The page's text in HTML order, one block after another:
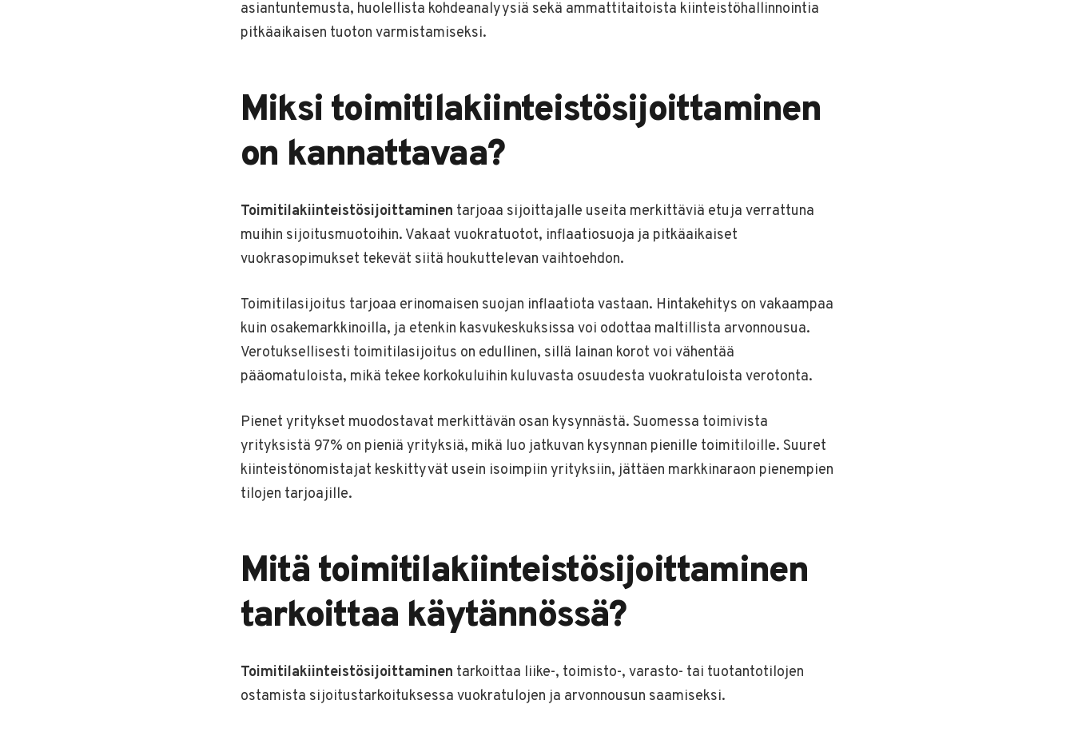
asiantuntemusta, huolellista kohdeanalyysiä sekä ammattitaitoista kiinteistöhallinnointia
pitkäaikaisen tuoton varmistamiseksi.
Miksi toimitilakiinteistösijoittaminen
on kannattavaa?
Toimitilakiinteistösijoittaminen tarjoaa sijoittajalle useita merkittäviä etuja verrattuna
muihin sijoitusmuotoihin. Vakaat vuokratuotot, inflaatiosuoja ja pitkäaikaiset
vuokrasopimukset tekevät siitä houkuttelevan vaihtoehdon.
Toimitilasijoitus tarjoaa erinomaisen suojan inflaatiota vastaan. Hintakehitys on vakaampaa
kuin osakemarkkinoilla, ja etenkin kasvukeskuksissa voi odottaa maltillista arvonnousua.
Verotuksellisesti toimitilasijoitus on edullinen, sillä lainan korot voi vähentää
pääomatuloista, mikä tekee korkokuluihin kuluvasta osuudesta vuokratuloista verotonta.
Pienet yritykset muodostavat merkittävän osan kysynnästä. Suomessa toimivista
yrityksistä 97% on pieniä yrityksiä, mikä luo jatkuvan kysynnan pienille toimitiloille. Suuret
kiinteistönomistajat keskittyvät usein isoimpiin yrityksiin, jättäen markkinaraon pienempien
tilojen tarjoajille.
Mitä toimitilakiinteistösijoittaminen
tarkoittaa käytännössä?
Toimitilakiinteistösijoittaminen tarkoittaa liike-, toimisto-, varasto- tai tuotantotilojen
ostamista sijoitustarkoituksessa vuokratulojen ja arvonnousun saamiseksi.